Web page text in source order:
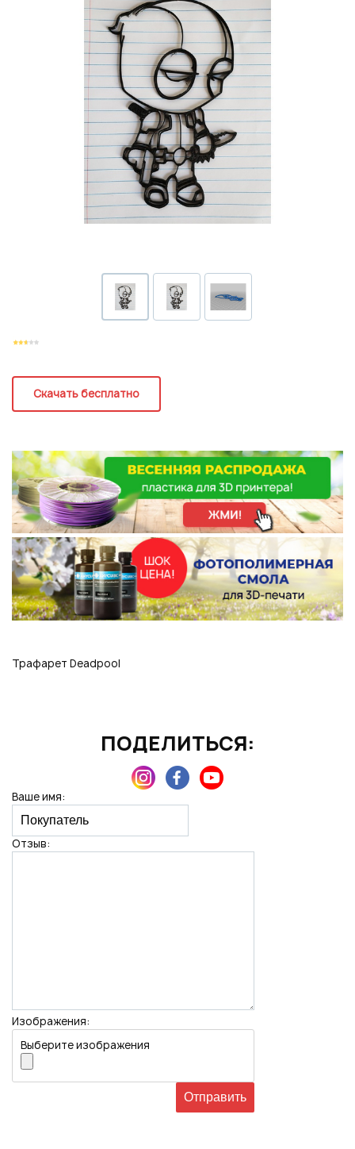
Скачать бесплатно
Трафарет Deadpool
ПОДЕЛИТЬСЯ:
Ваше имя:
Отзыв:
Изображения:
Выберите изображения
Накопительные скидки
Розыгрыши подарков
Доступ в закрытый клуб
ВОЙТИ ЧЕРЕЗ GOOGLE
Подписаться на новые возможности
Нажимая на кнопку "Отправить", вы даете согласие на обработку
Нажимая на кнопку "Отправить", вы даете согласие на обработку
персональных данных
Отправить
Нажимая на кнопку "Отправить", вы даете согласие на обработку
персональных данных
Или войти через соц сети
ВОЙТИ ЧЕРЕЗ GOOGLE
Отправить
Нажимая на кнопку "Отправить", вы даете согласие на обработку
персональных данных